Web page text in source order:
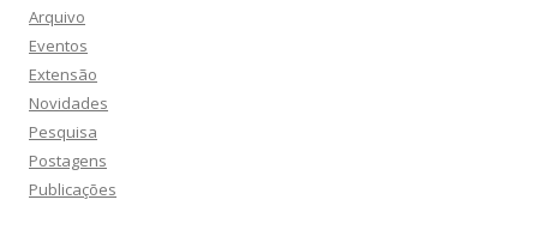
Arquivo
Eventos
Extensão
Novidades
Pesquisa
Postagens
Publicações